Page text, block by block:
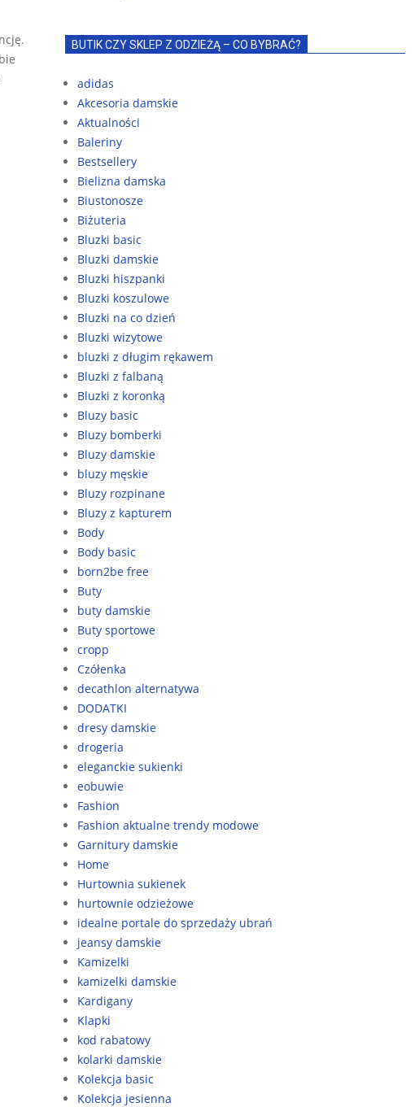
BUTIK CZY SKLEP Z ODZIEŻĄ – CO BYBRAĆ?
adidas
Akcesoria damskie
Aktualności
Baleriny
Bestsellery
Bielizna damska
Biustonosze
Biżuteria
Bluzki basic
Bluzki damskie
Bluzki hiszpanki
Bluzki koszulowe
Bluzki na co dzień
Bluzki wizytowe
bluzki z długim rękawem
Bluzki z falbaną
Bluzki z koronką
Bluzy basic
Bluzy bomberki
Bluzy damskie
bluzy męskie
Bluzy rozpinane
Bluzy z kapturem
Body
Body basic
born2be free
Buty
buty damskie
Buty sportowe
cropp
Czółenka
decathlon alternatywa
DODATKI
dresy damskie
drogeria
eleganckie sukienki
eobuwie
Fashion
Fashion aktualne trendy modowe
Garnitury damskie
Home
Hurtownia sukienek
hurtownie odzieżowe
idealne portale do sprzedaży ubrań
jeansy damskie
Kamizelki
kamizelki damskie
Kardigany
Klapki
kod rabatowy
kolarki damskie
Kolekcja basic
Kolekcja jesienna